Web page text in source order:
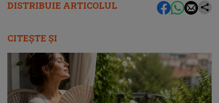
DISTRIBUIE ARTICOLUL
CITEȘTE ȘI